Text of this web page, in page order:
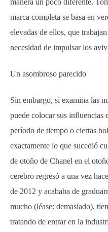
manera un poco diferente.
marca completa se basa en
elevadas de ellos, que
necesidad de impulsar los
Un asombroso parecido
Sin embargo, si examina las
puede colocar sus influencias
período de tiempo o ciertas
exactamente lo que sucedió
de otoño de Chanel en el
cerebro regresó a una vez
de 2012 y acababa de
mucho (léase: demasiado),
tratando de entrar en la